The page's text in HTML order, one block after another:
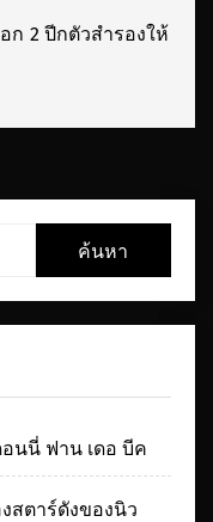
2 ปีกตัวสํารองให้
นนี่ ฟาน เดอ บีค
สตาร์ดังของนิว